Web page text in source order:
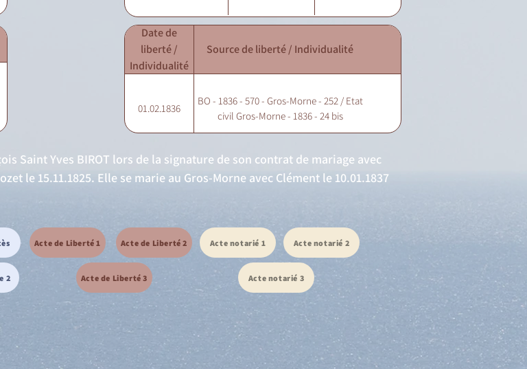
Date de
liberté /
Individualité
Source de liberté / Individualité
01.02.1836
BO - 1836 - 570 - Gros-Morne - 252 / Etat
civil Gros-Morne - 1836 - 24 bis
Saint Yves BIROT lors de la signature de son contrat de mariage avec
le 15.11.1825. Elle se marie au Gros-Morne avec Clément le 10.01.1837
2
Acte de Liberté 1 Acte de Liberté 2
Acte de Liberté 3
Acte notarié 1 Acte notarié 2
Acte notarié 3